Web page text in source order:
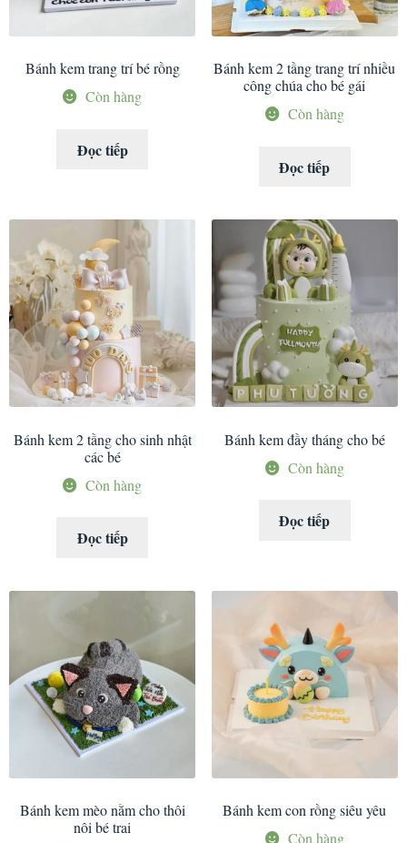
Bánh kem trang trí bé rồng
Còn hàng
Đọc tiếp
Bánh kem 2 tầng trang trí nhiều
công chúa cho bé gái
Còn hàng
Đọc tiếp
Bánh kem 2 tầng cho sinh nhật
các bé
Còn hàng
Đọc tiếp
Bánh kem đầy tháng cho bé
Còn hàng
Đọc tiếp
Bánh kem mèo nằm cho thôi
nôi bé trai
Bánh kem con rồng siêu yêu
Còn hàng